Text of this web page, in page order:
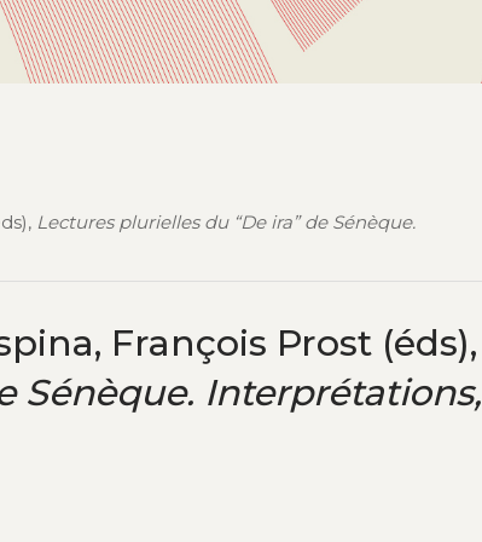
Lectures plurielles du “De ira” de Sénèque.
François Prost (éds),
Sénèque. Interprétations,